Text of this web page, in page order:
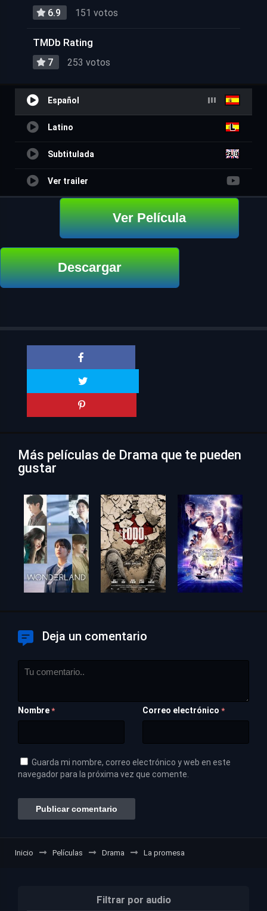
6.9 151 votos
TMDb Rating
7 253 votos
Español
Latino
Subtitulada
Ver trailer
Ver Película
Descargar
Más películas de Drama que te pueden
gustar
Deja un comentario
Nombre * Correo electrónico *
Guarda mi nombre, correo electrónico y web en este
navegador para la próxima vez que comente.
Inicio Películas Drama La promesa
Filtrar por audio